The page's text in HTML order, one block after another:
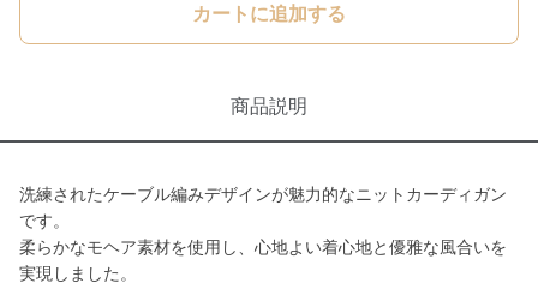
カートに追加する
商品説明
洗練されたケーブル編みデザインが魅力的なニットカーディガン
です。
柔らかなモヘア素材を使用し、心地よい着心地と優雅な風合いを
実現しました。